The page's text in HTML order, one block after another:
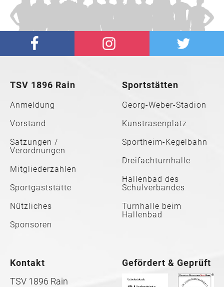
TSV 1896 Rain
Anmeldung
Vorstand
Satzungen /
Verordnungen
Mitgliederzahlen
Sportgaststätte
Nützliches
Sponsoren
Sportstätten
Georg-Weber-Stadion
Kunstrasenplatz
Sportheim-Kegelbahn
Dreifachturnhalle
Hallenbad des
Schulverbandes
Turnhalle beim
Hallenbad
Kontakt
TSV 1896 Rain
Gefördert & Geprüft